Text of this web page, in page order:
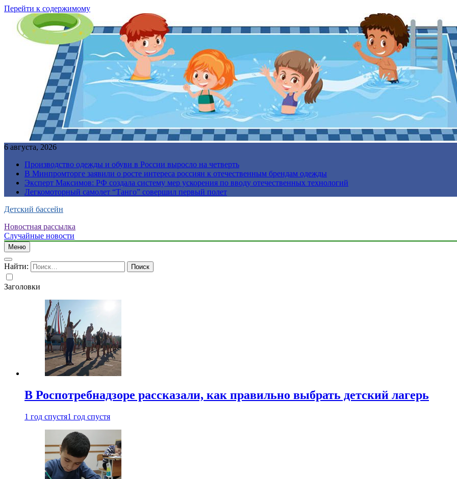
Перейти к содержимому
6 августа, 2026
Производство одежды и обуви в России выросло на четверть
В Минпромторге заявили о росте интереса россиян к отечественным брендам одежды
Эксперт Максимов: РФ создала систему мер ускорения по вводу отечественных технологий
Легкомоторный самолет “Танго” совершил первый полет
Детский бассейн
Новостная рассылка
Случайные новости
Меню
Найти:
Заголовки
В Роспотребнадзоре рассказали, как правильно выбрать детский лагерь
1 год спустя1 год спустя